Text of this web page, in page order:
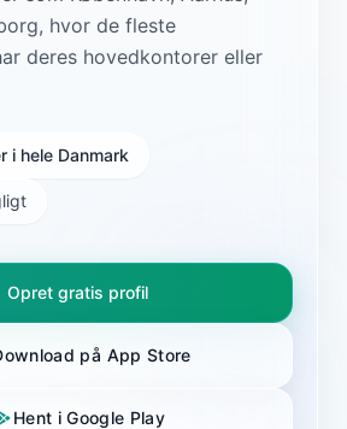
hvor de fleste
deres hovedkontorer eller
i hele Danmark
Opret gratis profil
på App Store
Hent i Google Play